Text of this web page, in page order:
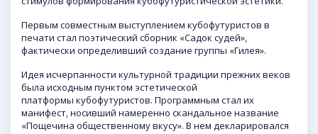
Первым совместным выступлением кубофутуристов в
печати стал поэтический сборник «Садок судей»,
фактически определивший создание группы «Гилея».
Идея исчерпанности культурной традиции прежних веков
была исходным пунктом эстетической
платформы кубофутуристов. Программным стал их
манифест, носивший намеренно скандальное название
«Пощечина общественному вкусу». В нем декларировался